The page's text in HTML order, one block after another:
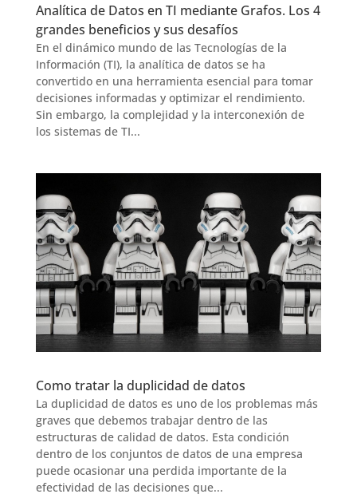
Analítica de Datos en TI mediante Grafos. Los 4
grandes beneficios y sus desafíos
En el dinámico mundo de las Tecnologías de la
Información (TI), la analítica de datos se ha
convertido en una herramienta esencial para tomar
decisiones informadas y optimizar el rendimiento.
Sin embargo, la complejidad y la interconexión de
los sistemas de TI...
Como tratar la duplicidad de datos
La duplicidad de datos es uno de los problemas más
graves que debemos trabajar dentro de las
estructuras de calidad de datos. Esta condición
dentro de los conjuntos de datos de una empresa
puede ocasionar una perdida importante de la
efectividad de las decisiones que...